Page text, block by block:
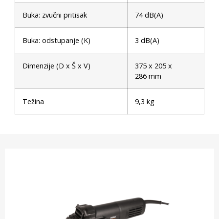
Buka: zvučni pritisak 74 dB(A)
Buka: odstupanje (K) 3 dB(A)
Dimenzije (D x Š x V)
375 x 205 x
286 mm
Težina 9,3 kg